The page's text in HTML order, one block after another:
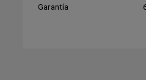
Garantía